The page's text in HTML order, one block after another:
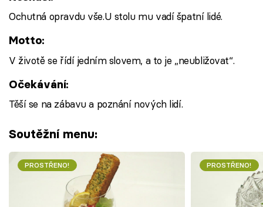
Ochutná opravdu vše.U stolu mu vadí špatní lidé.
Motto:
V životě se řídí jedním slovem, a to je „neubližovat“.
Očekávání:
Těší se na zábavu a poznání nových lidí.
Soutěžní menu:
PROSTŘENO! PROSTŘENO!